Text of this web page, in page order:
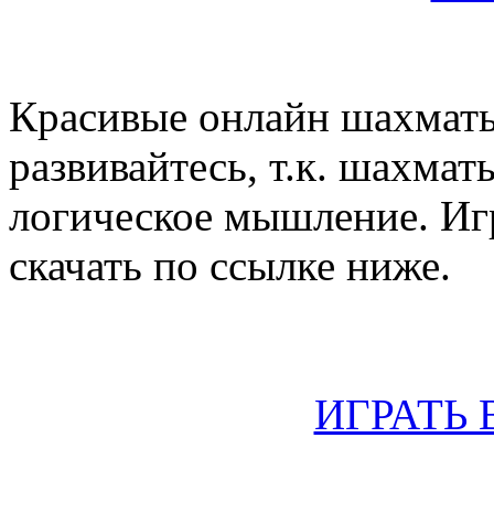
Красивые онлайн
развивайтесь, т.к.
логическое мышление.
скачать по ссылке ниже.